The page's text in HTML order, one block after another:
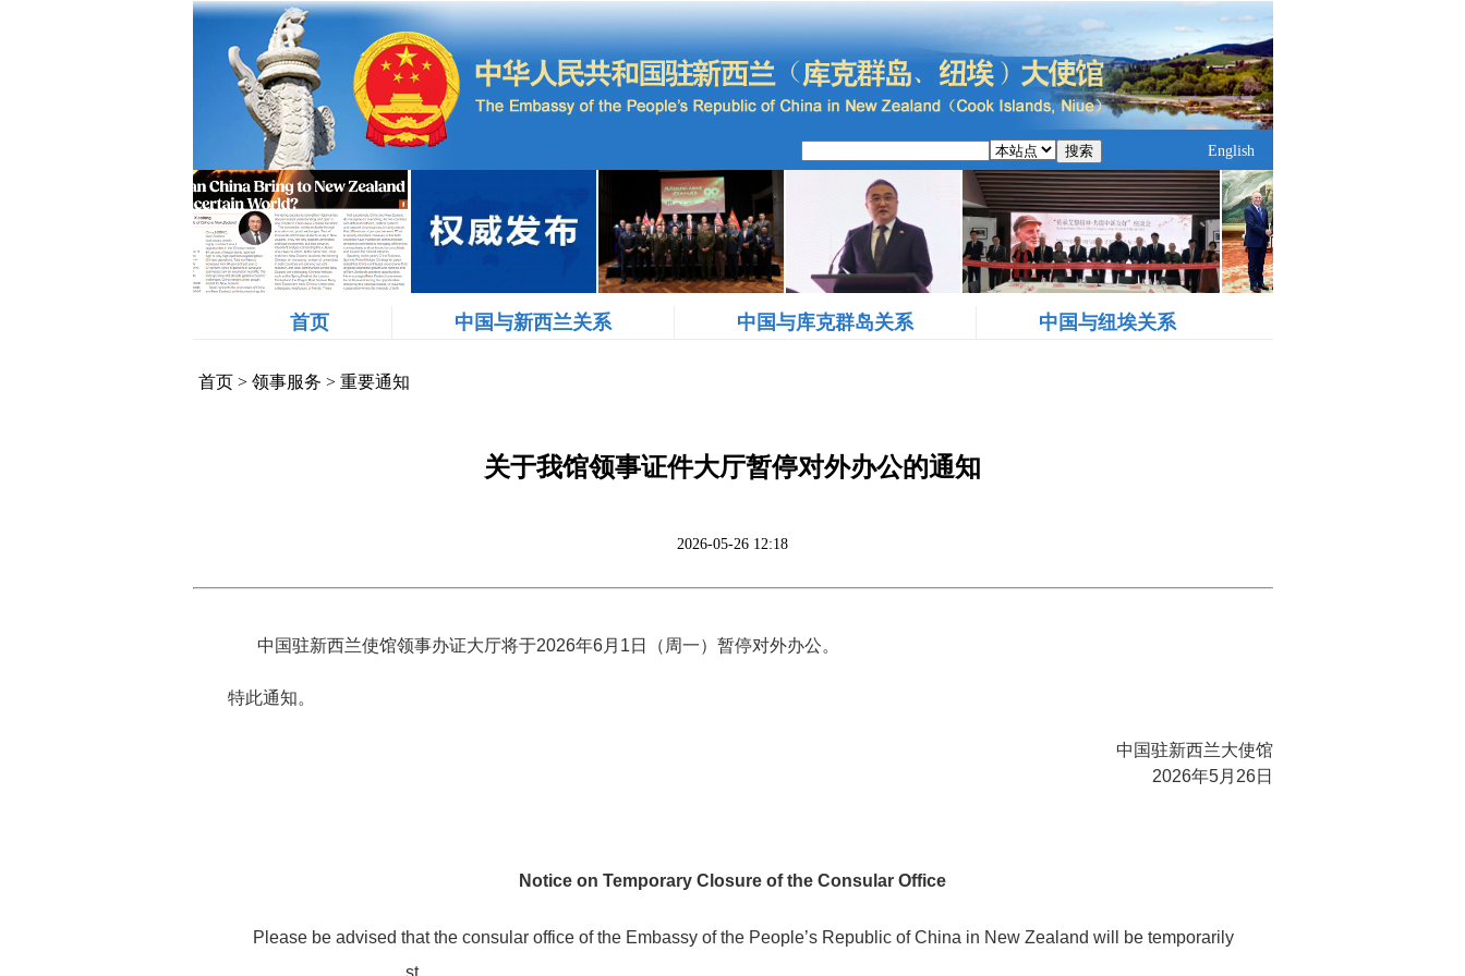
搜索 English
首页 中国与新西兰关系 中国与库克群岛关系 中国与纽埃关系
首页> 领事服务 > 重要通知
关于我馆领事证件大厅暂停对外办公的通知
2026-05-26 12:18
中国驻新西兰使馆领事办证大厅将于2026年6月 1 日（周一）暂停对外办公。
特此通知。
中国驻新西兰大使馆
2026年5月26日
Notice on Temporary Closure of the Consular Office
Please be advised that the consular office of the Embassy of the People’s Republic of China in New Zealand will be temporarily
st